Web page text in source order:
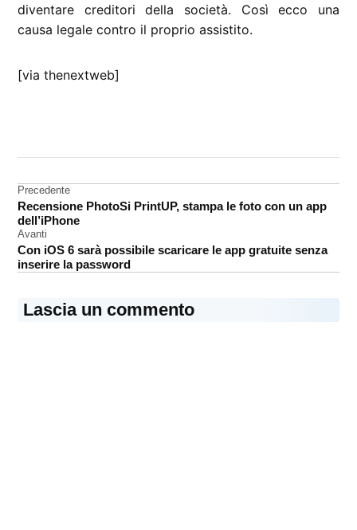
diventare creditori della società. Così ecco una
causa legale contro il proprio assistito.
[via thenextweb]
Proview
Navigazione
articoli
Precedente
Recensione PhotoSi PrintUP, stampa le foto con un app
dell’iPhone
Avanti
Con iOS 6 sarà possibile scaricare le app gratuite senza
inserire la password
Lascia un commento